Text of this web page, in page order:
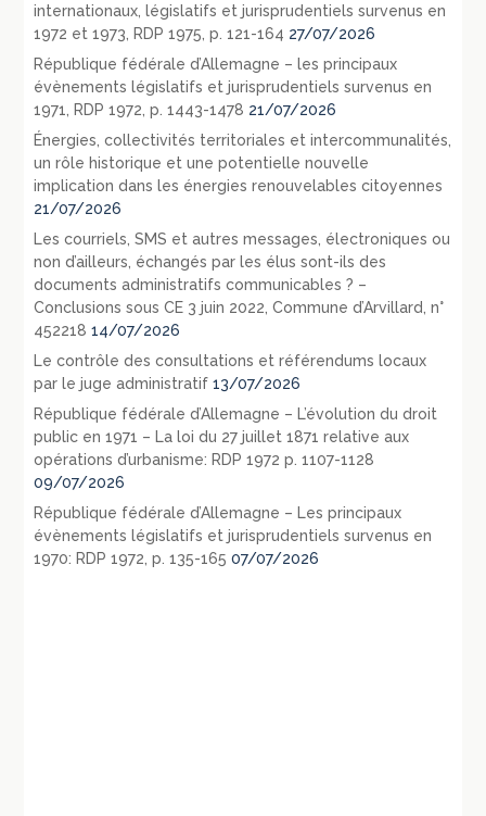
internationaux, législatifs et jurisprudentiels survenus en
1972 et 1973, RDP 1975, p. 121-164 27/07/2026
République fédérale d’Allemagne – les principaux
évènements législatifs et jurisprudentiels survenus en
1971, RDP 1972, p. 1443-1478 21/07/2026
Énergies, collectivités territoriales et intercommunalités,
un rôle historique et une potentielle nouvelle
implication dans les énergies renouvelables citoyennes
21/07/2026
Les courriels, SMS et autres messages, électroniques ou
non d’ailleurs, échangés par les élus sont-ils des
documents administratifs communicables ? –
Conclusions sous CE 3 juin 2022, Commune d’Arvillard, n°
452218 14/07/2026
Le contrôle des consultations et référendums locaux
par le juge administratif 13/07/2026
République fédérale d’Allemagne – L’évolution du droit
public en 1971 – La loi du 27 juillet 1871 relative aux
opérations d’urbanisme: RDP 1972 p. 1107-1128
09/07/2026
République fédérale d’Allemagne – Les principaux
évènements législatifs et jurisprudentiels survenus en
1970: RDP 1972, p. 135-165 07/07/2026